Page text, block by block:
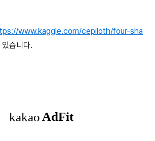
www.kaggle.com/cepiloth/four-sha
습니다.